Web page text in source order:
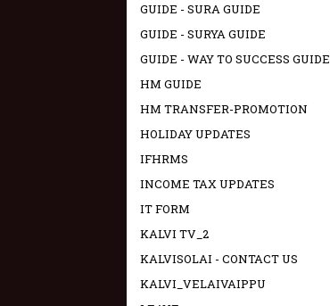
GUIDE - SURA GUIDE
GUIDE - SURYA GUIDE
GUIDE - WAY TO SUCCESS GUIDE
HM GUIDE
HM TRANSFER-PROMOTION
HOLIDAY UPDATES
IFHRMS
INCOME TAX UPDATES
IT FORM
KALVI TV_2
KALVISOLAI - CONTACT US
KALVI_VELAIVAIPPU